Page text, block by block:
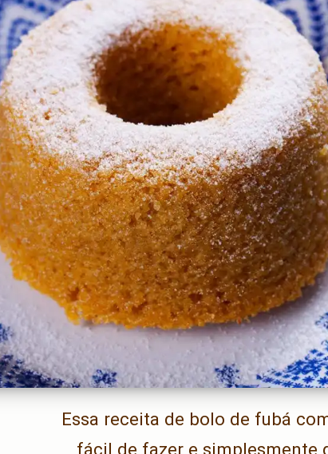
Essa receita de bolo de fubá
fácil de fazer e simplesmente